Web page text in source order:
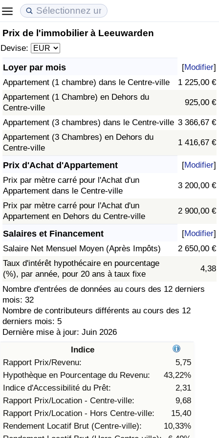
Prix de l'immobilier à Leeuwarden
Devise:
Loyer par mois [Modifier]
Appartement (1 chambre) dans le Centre-ville
1 225,00 €
Appartement (1 Chambre) en Dehors du
Centre-ville
925,00 €
Appartement (3 chambres) dans le Centre-ville 3 366,67 €
Appartement (3 Chambres) en Dehors du
Centre-ville
1 416,67 €
Prix d'Achat d'Appartement [Modifier]
Prix par mètre carré pour l'Achat d'un
Appartement dans le Centre-ville
3 200,00 €
Prix par mètre carré pour l'Achat d'un
Appartement en Dehors du Centre-ville
2 900,00 €
Salaires et Financement [Modifier]
Salaire Net Mensuel Moyen (Après Impôts)
2 650,00 €
Taux d'intérêt hypothécaire en pourcentage
(%), par année, pour 20 ans à taux fixe
4,38
Nombre d'entrées de données au cours des 12 derniers
mois: 32
Nombre de contributeurs différents au cours des 12
derniers mois: 5
Dernière mise à jour: Juin 2026
Indice
Rapport Prix/Revenu:
5,75
Hypothèque en Pourcentage du Revenu:
43,22%
Indice d'Accessibilité du Prêt:
2,31
Rapport Prix/Location - Centre-ville:
9,68
Rapport Prix/Location - Hors Centre-ville:
15,40
Rendement Locatif Brut (Centre-ville):
10,33%
Coût de la vie
Indice du Coût de la Vie (Actuel)
Indice du Coût de la Vie
Indice du coût de la vie par pays
à Akaba
Prix de l'immobilier
Indice des Prix de l'immobilier (Actuel)
Indice des Prix de l'immobilier
Indice des Prix de l'immobilier par Pays
Qualité de Vie
Indice de Qualité de Vie
Indice de Qualité de Vie (Actuel)
Indice de qualité de vie par pays
Criminalité
Indice de Criminalité (Actuel)
Indice de Criminalité
Indice de criminalité par pays
Soins de santé
Indice des soins de santé (Actuel)
Indice des soins de santé
Indice des soins de santé par Pays
Pollution
Indice de Pollution (Actuel)
Indice de pollution
Indice de Pollution par Pays
Trafic